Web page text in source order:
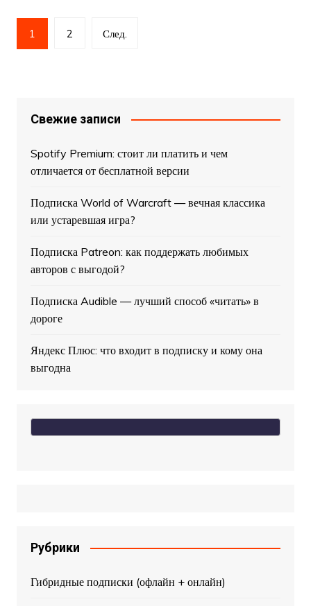
Пагинация
записей
1 2 След.
Свежие записи
Spotify Premium: стоит ли платить и чем
отличается от бесплатной версии
Подписка World of Warcraft — вечная классика
или устаревшая игра?
Подписка Patreon: как поддержать любимых
авторов с выгодой?
Подписка Audible — лучший способ «читать» в
дороге
Яндекс Плюс: что входит в подписку и кому она
выгодна
Рубрики
Гибридные подписки (офлайн + онлайн)